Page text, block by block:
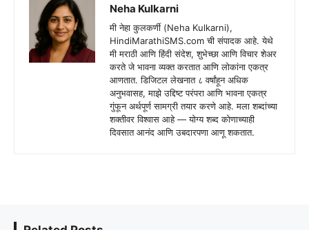
Neha Kulkarni
मी नेहा कुलकर्णी (Neha Kulkarni),
HindiMarathiSMS.com ची संपादक आहे. येथे
मी मराठी आणि हिंदी संदेश, शुभेच्छा आणि विचार शेअर
करते जे भावना व्यक्त करतात आणि लोकांना एकत्र
आणतात. डिजिटल लेखनात ८ वर्षांहून अधिक
अनुभवासह, माझे उद्दिष्ट परंपरा आणि भावना एकत्र
गुंफून अर्थपूर्ण सामग्री तयार करणे आहे. मला शब्दांच्या
शक्तीवर विश्वास आहे — योग्य शब्द कोणाच्याही
दिवसात आनंद आणि उबदारपणा आणू शकतात.